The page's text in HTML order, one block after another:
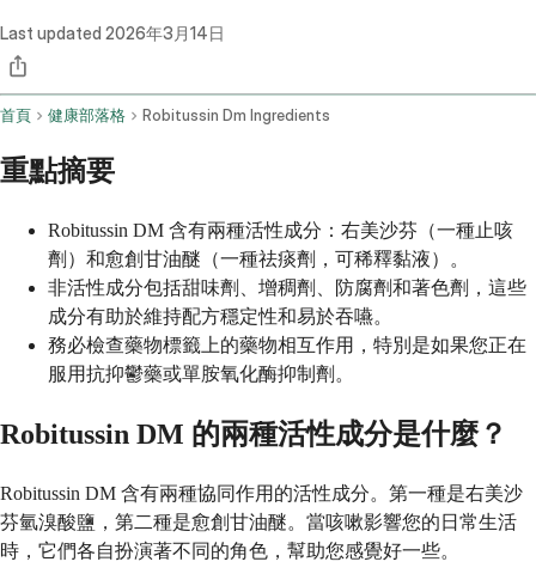
Last updated 2026年3月14日
首頁 健康部落格 Robitussin Dm Ingredients
重點摘要
Robitussin DM 含有兩種活性成分：右美沙芬（一種止咳
劑）和愈創甘油醚（一種祛痰劑，可稀釋黏液）。
非活性成分包括甜味劑、增稠劑、防腐劑和著色劑，這些
成分有助於維持配方穩定性和易於吞嚥。
務必檢查藥物標籤上的藥物相互作用，特別是如果您正在
服用抗抑鬱藥或單胺氧化酶抑制劑。
Robitussin DM 的兩種活性成分是什麼？
Robitussin DM 含有兩種協同作用的活性成分。第一種是右美沙
芬氫溴酸鹽，第二種是愈創甘油醚。當咳嗽影響您的日常生活
時，它們各自扮演著不同的角色，幫助您感覺好一些。